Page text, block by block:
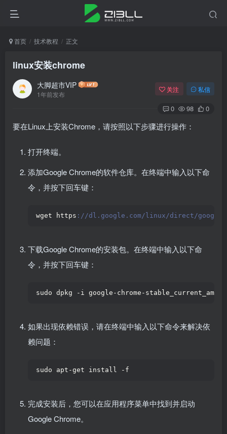
首页 技术教程 正文
linux安装chrome
大脚超市VIP
1年前发布
关注 私信
0 98 0
要在Linux上安装Chrome，请按照以下步骤进行操作：
打开终端。
添加Google Chrome的软件仓库。在终端中输入以下命
令，并按下回车键：
wget https ://dl.google.com/linux/direct/google-
下载Google Chrome的安装包。在终端中输入以下命
令，并按下回车键：
sudo dpkg -i google-chrome-
如果出现依赖错误，请在终端中输入以下命令来解决依
赖问题：
sudo apt-get install -f
完成安装后，您可以在应用程序菜单中找到并启动
Google Chrome。